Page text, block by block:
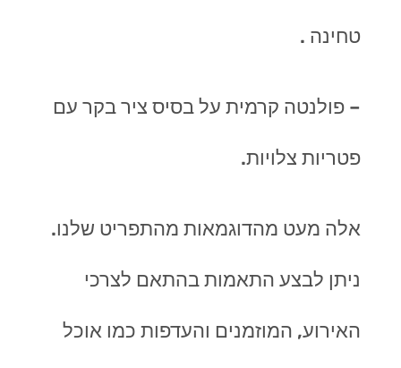
טחינה .
– פולנטה קרמית על בסיס ציר בקר עם
פטריות צלויות.
אלה מעט מהדוגמאות מהתפריט שלנו.
ניתן לבצע התאמות בהתאם לצרכי
האירוע, המוזמנים והעדפות כמו אוכל